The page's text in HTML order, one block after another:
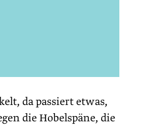
da passiert etwas,
die Hobelspäne, die